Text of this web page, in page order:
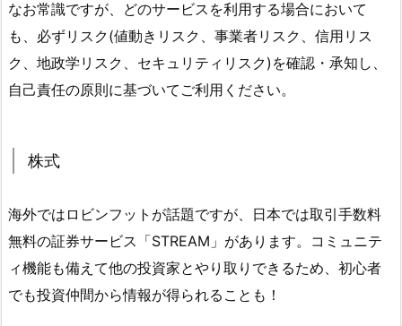
なお常識ですが、どのサービスを利用する場合において
も、必ずリスク(値動きリスク、事業者リスク、信用リス
ク、地政学リスク、セキュリティリスク)を確認・承知し、
自己責任の原則に基づいてご利用ください。
株式
海外ではロビンフットが話題ですが、日本では取引手数料
無料の証券サービス「STREAM」があります。コミュニテ
ィ機能も備えて他の投資家とやり取りできるため、初心者
でも投資仲間から情報が得られることも！